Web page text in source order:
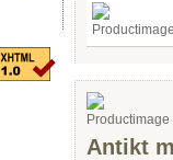
Antikt